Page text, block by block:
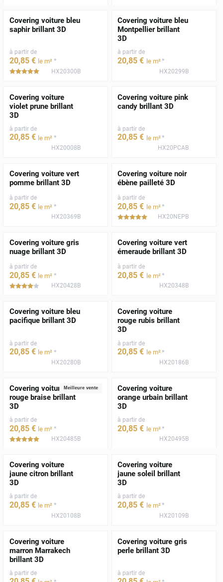
Covering voiture bleu
saphir brillant 3D
à partir de
20,85 € le m² *
*****HX20300B
Covering voiture bleu
Montpellier brillant
3D
à partir de
20,85 € le m²*
HX20299B
Covering voiture
violet prune brillant
3D
à partir de
20,85 € le m² *
HX20008B
Covering voiture pink
candy brillant 3D
à partir de
20,85 € le m²*
HX20PCAB
Covering voiture vert
pomme brillant 3D
à partir de
20,85 € le m² *
HX20369B
Covering voiture noir
ébène pailleté 3D
à partir de
20,85 € le m²*
*****HX20NEPB
Covering voiture gris
nuage brillant 3D
à partir de
20,85 € le m² *
***** HX20428B
Covering voiture vert
émeraude brillant 3D
à partir de
20,85 € le m²*
HX20348B
Covering voiture bleu
pacifique brillant 3D
à partir de
20,85 € le m² *
HX20280B
Covering voiture
rouge rubis brillant
3D
à partir de
20,85 € le m²*
HX20186B
Meilleure vente
Covering voiture
rouge braise brillant
3D
à partir de
20,85 € le m² *
*****HX20485B
Covering voiture
orange urbain brillant
3D
à partir de
20,85 € le m²*
HX20495B
Covering voiture
jaune citron brillant
3D
à partir de
20,85 € le m² *
HX20108B
Covering voiture
jaune soleil brillant
3D
à partir de
20,85 € le m²*
HX20109B
Covering voiture
marron Marrakech
brillant 3D
à partir de
Covering voiture gris
perle brillant 3D
à partir de